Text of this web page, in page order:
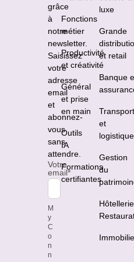
grâce
à
notre
newsletter.
Saisissez
votre
adresse
email
et
abonnez-
vous
sans
attendre.
Votre
email*
M
y
C
o
n
n
Fonctions
métier
Productivité
et créativité
Général
et prise
en main
Outils
IA
Formations
certifiantes
luxe
Grande
et retail
Banque
Transport
et
logistique
Gestion
du